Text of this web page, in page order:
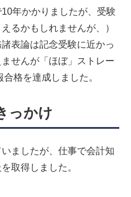
年かかりましたが、受験
るかもしれませんが、）
表論は記念受験に近かっ
せんが「ほぼ」ストレー
格を達成しました。
っかけ
ましたが、仕事で会計知
取得しました。